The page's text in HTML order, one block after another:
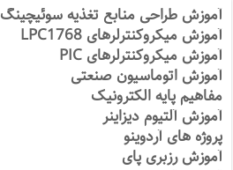
آموزش طراحی منابع تغذیه سوئیچینگ
آموزش میکروکنترلرهای LPC1768
آموزش میکروکنترلرهای PIC
آموزش اتوماسیون صنعتی
مفاهیم پایه الکترونیک
آموزش آلتیوم دیزاینر
پروژه های آردوینو
آموزش رزبری پای